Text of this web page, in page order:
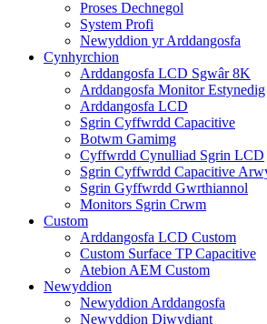
Proses Dechnegol
System Profi
Newyddion yr Arddangosfa
Cynhyrchion
Arddangosfa LCD Sgwâr 8K
Arddangosfa Monitor Estynedig
Arddangosfa LCD
Sgrin Cyffwrdd Capacitive
Botwm Gamimg
Cyffwrdd Cynulliad Sgrin LCD
Sgrin Cyffwrdd Capacitive
Sgrin Gyffwrdd Gwrthiannol
Monitors Sgrin Crwm
Custom
Arddangosfa LCD Custom
Custom Surface TP Capacitive
Atebion AEM Custom
Newyddion
Newyddion Arddangosfa
Newyddion Diwydiant